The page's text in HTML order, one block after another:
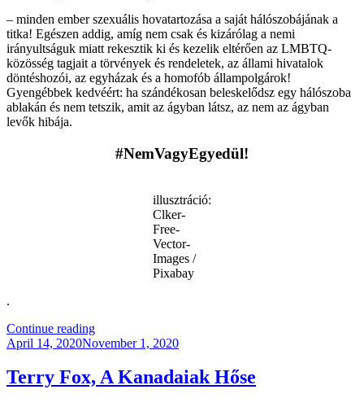
– minden ember szexuális hovatartozása a saját hálószobájának a
titka! Egészen addig, amíg nem csak és kizárólag a nemi
irányultságuk miatt rekesztik ki és kezelik eltérően az LMBTQ-
közösség tagjait a törvények és rendeletek, az állami hivatalok
döntéshozói, az egyházak és a homofób állampolgárok!
Gyengébbek kedvéért: ha szándékosan beleskelődsz egy hálószoba
ablakán és nem tetszik, amit az ágyban látsz, az nem az ágyban
levők hibája.
#NemVagyEgyedül!
illusztráció:
Clker-
Free-
Vector-
Images /
Pixabay
.
Continue reading“Állami
Gyűlöletkeltés”
Posted
April 14, 2020November 1, 2020
Terry Fox, A Kanadaiak Hőse